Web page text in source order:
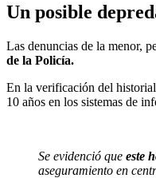
Un posible
Las denuncias de la menor,
de la Policía.
En la verificación del historial
10 años en los sistemas de
Se evidenció que este
aseguramiento en